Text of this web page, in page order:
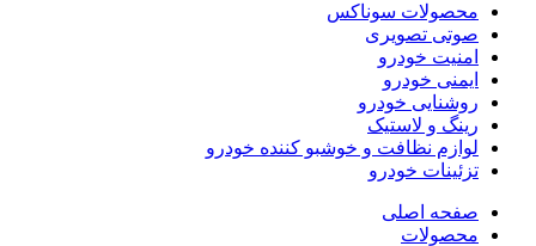
محصولات سوناکس
صوتی تصویری
امنیت خودرو
ایمنی خودرو
روشنایی خودرو
رینگ و لاستیک
لوازم نظافت و خوشبو کننده خودرو
تزئینات خودرو
صفحه اصلی
محصولات